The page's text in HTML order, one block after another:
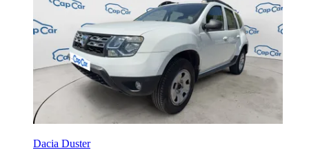
Dacia Duster